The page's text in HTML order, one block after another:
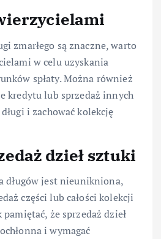
zmarłego są znaczne, warto
w celu uzyskania
spłaty. Można również
kredytu lub sprzedaż innych
i zachować kolekcję
dzieł sztuki
długów jest nieunikniona,
części lub całości kolekcji
że sprzedaż dzieł
i wymagać